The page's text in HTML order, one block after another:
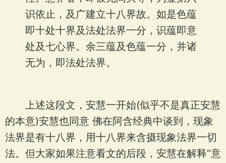
识依止，及广建立十八界故。如是色蕴
即十处十界及法处法界一分，识蕴即意
处及七心界。余三蕴及色蕴一分，并诸
无为，即法处法界。
上述这段文，安慧一开始(似乎不是真正安慧
的本意)安慧也同意 佛在阿含经典中谈到，现象
法界是有十八界，用十八界来含摄现象法界一切
法。但大家如果注意看文的后段，安慧在解释“意